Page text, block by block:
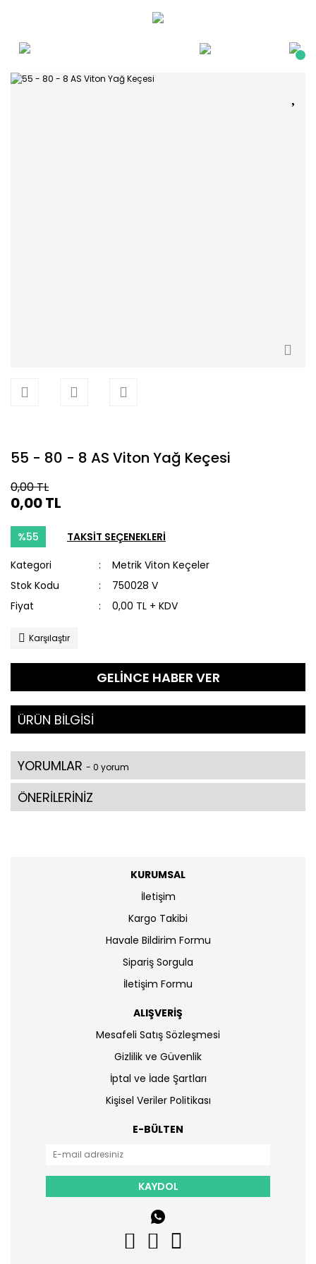
55 - 80 - 8 AS Viton Yağ Keçesi
0,00 TL
0,00 TL
%55 TAKSİT SEÇENEKLERİ
Kategori
Metrik Viton Keçeler
Stok Kodu
750028 V
Fiyat
0,00 TL + KDV
Karşılaştır
GELİNCE HABER VER
ÜRÜN BİLGİSİ
YORUMLAR - 0 yorum
ÖNERİLERİNİZ
KURUMSAL
İletişim
Kargo Takibi
Havale Bildirim Formu
Sipariş Sorgula
İletişim Formu
ALIŞVERİŞ
Mesafeli Satış Sözleşmesi
Gizlilik ve Güvenlik
İptal ve İade Şartları
Kişisel Veriler Politikası
E-BÜLTEN
KAYDOL